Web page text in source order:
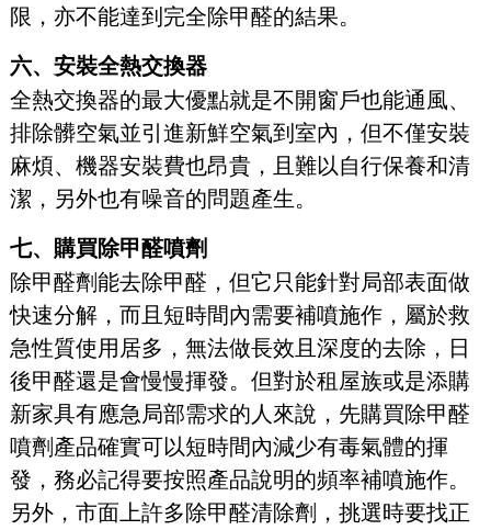
限，亦不能達到完全除甲醛的結果。
六、安裝全熱交換器
全熱交換器的最大優點就是不開窗戶也能通風、
排除髒空氣並引進新鮮空氣到室內，但不僅安裝
麻煩、機器安裝費也昂貴，且難以自行保養和清
潔，另外也有噪音的問題產生。
七、購買除甲醛噴劑
除甲醛劑能去除甲醛，但它只能針對局部表面做
快速分解，而且短時間內需要補噴施作，屬於救
急性質使用居多，無法做長效且深度的去除，日
後甲醛還是會慢慢揮發。但對於租屋族或是添購
新家具有應急局部需求的人來說，先購買除甲醛
噴劑產品確實可以短時間內減少有毒氣體的揮
發，務必記得要按照產品說明的頻率補噴施作。
另外，市面上許多除甲醛清除劑，挑選時要找正